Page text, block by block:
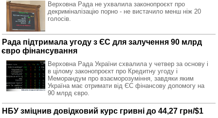
Верховна Рада не ухвалила законопроєкт про
декриміналізацію порно - не вистачило менш ніж 20
голосів.
Рада підтримала угоду з ЄС для залучення 90 млрд
євро фінансування
Верховна Рада України схвалила у четвер за основу і
в цілому законопроєкт про Кредитну угоду і
Меморандум про взаєморозуміння, завдяки яким
Україна має отримати від ЄС фінансову допомогу на
90 млрд євро.
НБУ зміцнив довідковий курс гривні до 44,27 грн/$1